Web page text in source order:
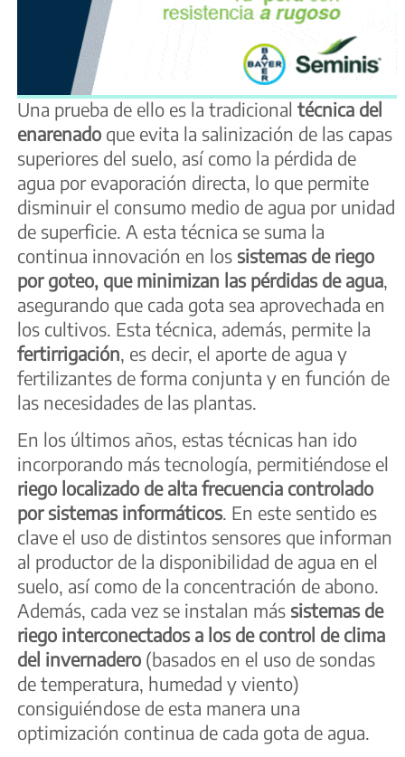
Una prueba de ello es la tradicional técnica del
enarenado que evita la salinización de las capas
superiores del suelo, así como la pérdida de
agua por evaporación directa, lo que permite
disminuir el consumo medio de agua por unidad
de superficie. A esta técnica se suma la
continua innovación en los sistemas de riego
por goteo, que minimizan las pérdidas de agua
asegurando que cada gota sea aprovechada en
los cultivos. Esta técnica, además, permite la
fertirrigación , es decir, el aporte de agua y
fertilizantes de forma conjunta y en función de
las necesidades de las plantas.
En los últimos años, estas técnicas han ido
incorporando más tecnología, permitiéndose el
riego localizado de alta frecuencia controlado
por sistemas informáticos. En este sentido es
clave el uso de distintos sensores que informan
al productor de la disponibilidad de agua en el
suelo, así como de la concentración de abono.
Además, cada vez se instalan más sistemas de
riego interconectados a los de control de clima
del invernadero (basados en el uso de sondas
de temperatura, humedad y viento)
consiguiéndose de esta manera una
optimización continua de cada gota de agua.